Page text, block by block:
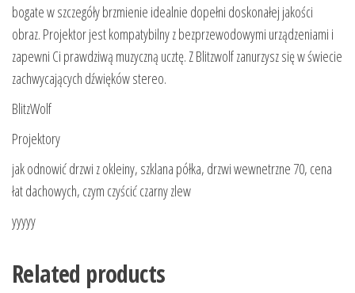
bogate w szczegóły brzmienie idealnie dopełni doskonałej jakości
obraz. Projektor jest kompatybilny z bezprzewodowymi urządzeniami i
zapewni Ci prawdziwą muzyczną ucztę. Z Blitzwolf zanurzysz się w świecie
zachwycających dźwięków stereo.
BlitzWolf
Projektory
jak odnowić drzwi z okleiny, szklana półka, drzwi wewnetrzne 70, cena
łat dachowych, czym czyścić czarny zlew
yyyyy
Related products